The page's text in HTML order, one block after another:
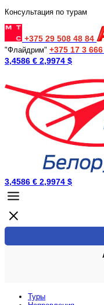
Консультация по турам
+375 29 508 48 84
"Флайдрим" +375 17 3
3,4586 € 2,9974 $
3,4586 € 2,9974 $
Туры